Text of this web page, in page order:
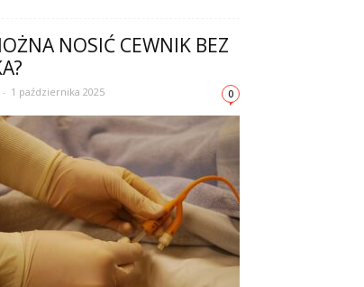
NOSIĆ CEWNIK BEZ
- 1 października 2025 0